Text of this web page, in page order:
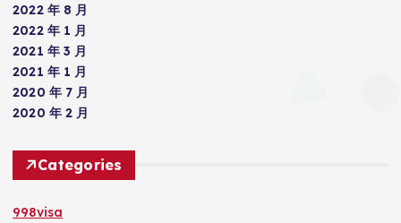
2022 年 8 月
2022 年 1 月
2021 年 3 月
2021 年 1 月
2020 年 7 月
2020 年 2 月
Categories
998visa